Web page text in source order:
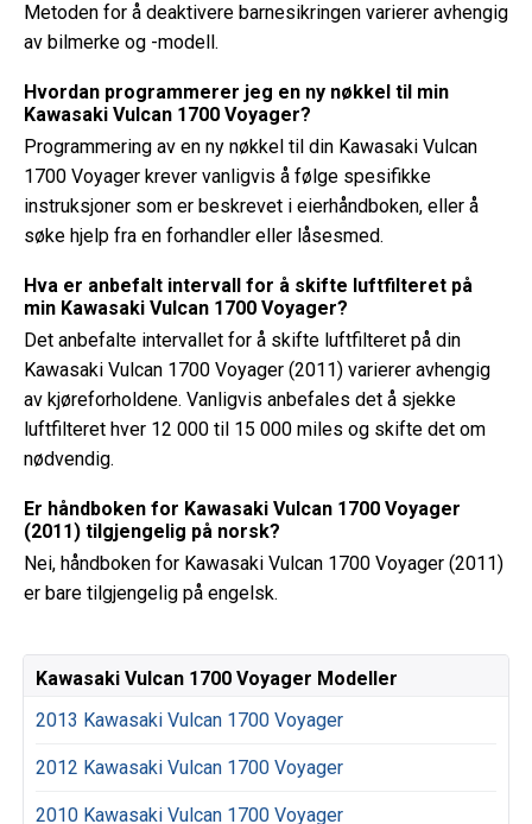
Metoden for å deaktivere barnesikringen varierer avhengig
av bilmerke og -modell.
Hvordan programmerer jeg en ny nøkkel til min
Kawasaki Vulcan 1700 Voyager?
Programmering av en ny nøkkel til din Kawasaki Vulcan
1700 Voyager krever vanligvis å følge spesifikke
instruksjoner som er beskrevet i eierhåndboken, eller å
søke hjelp fra en forhandler eller låsesmed.
Hva er anbefalt intervall for å skifte luftfilteret på
min Kawasaki Vulcan 1700 Voyager?
Det anbefalte intervallet for å skifte luftfilteret på din
Kawasaki Vulcan 1700 Voyager (2011) varierer avhengig
av kjøreforholdene. Vanligvis anbefales det å sjekke
luftfilteret hver 12 000 til 15 000 miles og skifte det om
nødvendig.
Er håndboken for Kawasaki Vulcan 1700 Voyager
(2011) tilgjengelig på norsk?
Nei, håndboken for Kawasaki Vulcan 1700 Voyager (2011)
er bare tilgjengelig på engelsk.
Kawasaki Vulcan 1700 Voyager Modeller
2013 Kawasaki Vulcan 1700 Voyager
2012 Kawasaki Vulcan 1700 Voyager
2010 Kawasaki Vulcan 1700 Voyager